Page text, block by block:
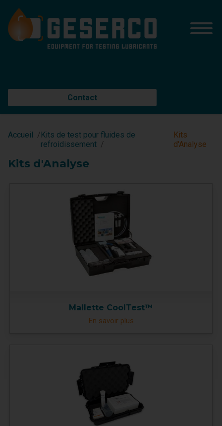
Contact
Accueil
Kits de test pour fluides de
refroidissement
Kits
d'Analyse
Kits d'Analyse
Mallette CoolTest™
En savoir plus